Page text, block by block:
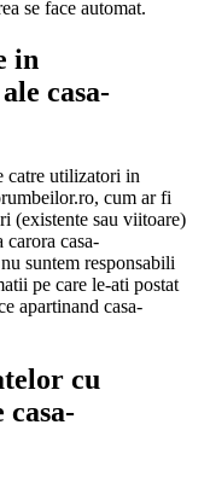
se face automat.
in
casa-
catre utilizatori in
cum ar fi
(existente sau viitoare)
carora casa-
suntem responsabili
pe care le-ati postat
apartinand casa-
cu
casa-